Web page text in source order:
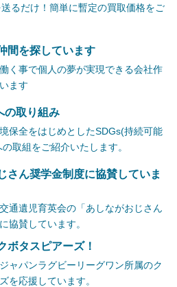
るだけ！簡単に暫定の買取価格をご
間を探しています
く事で個人の夢が実現できる会社作
ます
の取り組み
保全をはじめとしたSDGs(持続可能
取組をご紹介いたします。
さん奨学金制度に協賛していま
通遺児育英会の「あしながおじさん
協賛しています。
ボタスピアーズ！
ャパンラグビーリーグワン所属のク
を応援しています。